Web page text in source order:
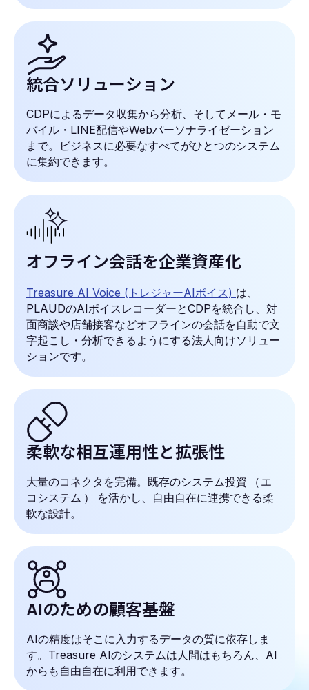
統合ソリューション
CDPによるデータ収集から分析、そしてメール・モ
バイル・LINE配信やWebパーソナライゼーション
まで。ビジネスに必要なすべてがひとつのシステム
に集約できます。
オフライン会話を企業資産化
Treasure AI Voice (トレジャーAIボイス) は、
PLAUDのAIボイスレコーダーとCDPを統合し、対
面商談や店舗接客などオフラインの会話を自動で文
字起こし・分析できるようにする法人向けソリュー
ションです。
柔軟な相互運用性と拡張性
大量のコネクタを完備。既存のシステム投資 （ エ
コシステム ）
を活かし、自由自在に連携できる柔
軟な設計。
AIのための顧客基盤
AIの精度はそこに入力するデータの質に依存しま
す。Treasure AIのシステムは人間はもちろん、AI
からも自由自在に利用できます。